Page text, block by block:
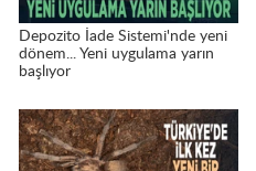
Depozito İade Sistemi'nde yeni
dönem... Yeni uygulama yarın
başlıyor